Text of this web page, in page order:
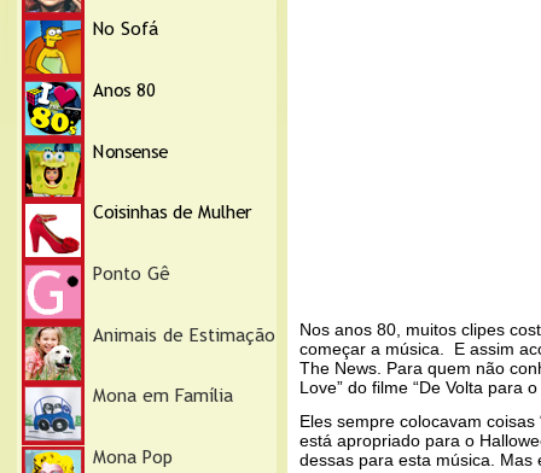
Nos anos 80, muitos clipes
começar a música. E assim
The News. Para quem não
Love” do filme “De Volta para
Eles sempre colocavam
está apropriado para o
dessas para esta música.